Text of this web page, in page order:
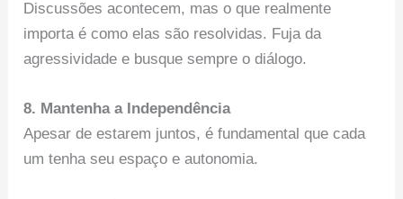
Discussões acontecem, mas o que realmente
importa é como elas são resolvidas. Fuja da
agressividade e busque sempre o diálogo.
8. Mantenha a Independência
Apesar de estarem juntos, é fundamental que cada
um tenha seu espaço e autonomia.